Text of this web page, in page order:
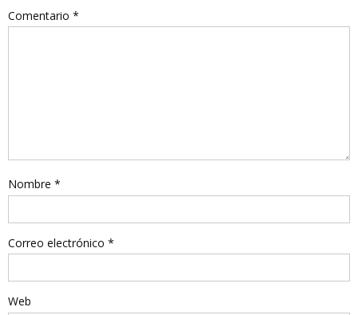
Comentario *
Nombre *
Correo electrónico *
Web